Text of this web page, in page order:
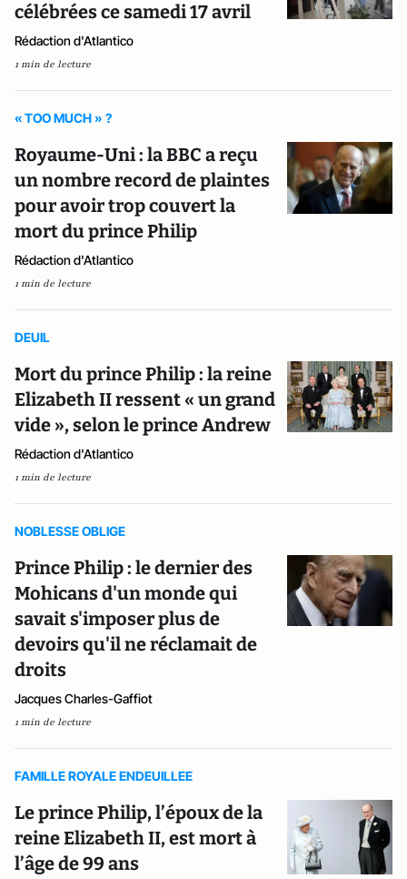
célébrées ce samedi 17 avril
Rédaction d'Atlantico
1 min de lecture
« TOO MUCH » ?
Royaume-Uni : la BBC a reçu
un nombre record de plaintes
pour avoir trop couvert la
mort du prince Philip
Rédaction d'Atlantico
1 min de lecture
DEUIL
Mort du prince Philip : la reine
Elizabeth II ressent « un grand
vide », selon le prince Andrew
Rédaction d'Atlantico
1 min de lecture
NOBLESSE OBLIGE
Prince Philip : le dernier des
Mohicans d'un monde qui
savait s'imposer plus de
devoirs qu'il ne réclamait de
droits
Jacques Charles-Gaffiot
1 min de lecture
FAMILLE ROYALE ENDEUILLEE
Le prince Philip, l’époux de la
reine Elizabeth II, est mort à
l’âge de 99 ans